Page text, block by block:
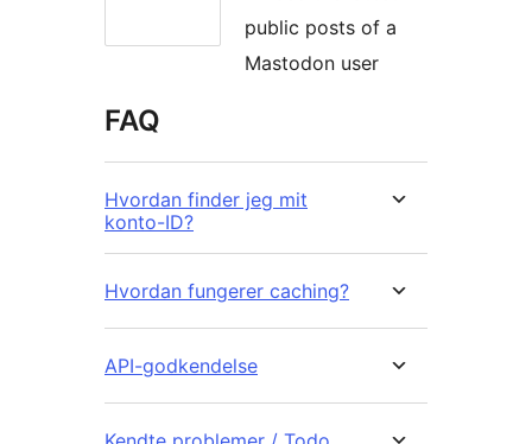
public posts of a
Mastodon user
FAQ
Hvordan finder jeg mit
konto-ID?
Hvordan fungerer caching?
API-godkendelse